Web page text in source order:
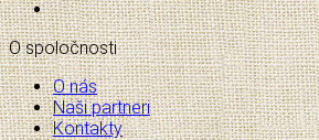
O spoločnosti
O nás
Naši partneri
Kontakty